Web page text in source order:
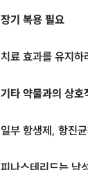
장기 복용 필요
치료 효과를 유지
기타 약물과의 상호
일부 항생제, 항진
피나스테리드는 남